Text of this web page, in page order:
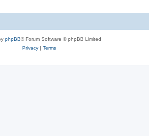
phpBB® Forum Software © phpBB Limited
Privacy| Terms